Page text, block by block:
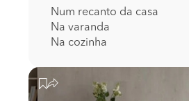
Num recanto da casa
Na varanda
Na cozinha